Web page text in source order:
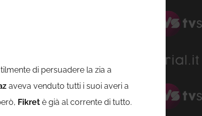
di persuadere la zia a
aveva venduto tutti i suoi averi a
Fikret è già al corrente di tutto.